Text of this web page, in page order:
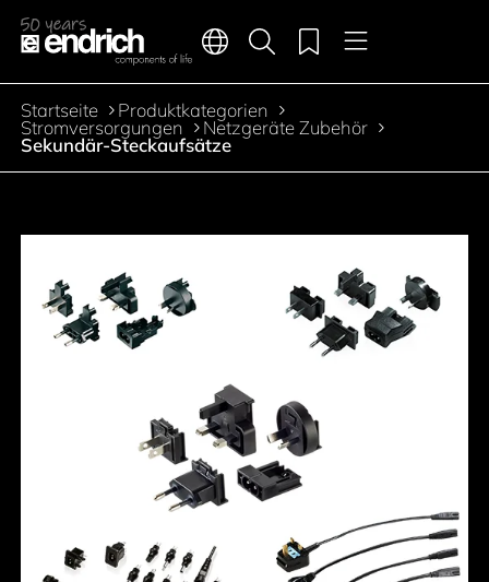
Zum Inhalt springen
Hauptnavigation
Sprachen Menü
Produktsuche
Merkliste
Pfadnavigation
Startseite Produktkategorien
Stromversorgungen Netzgeräte Zubehör
Sekundär-Steckaufsätze